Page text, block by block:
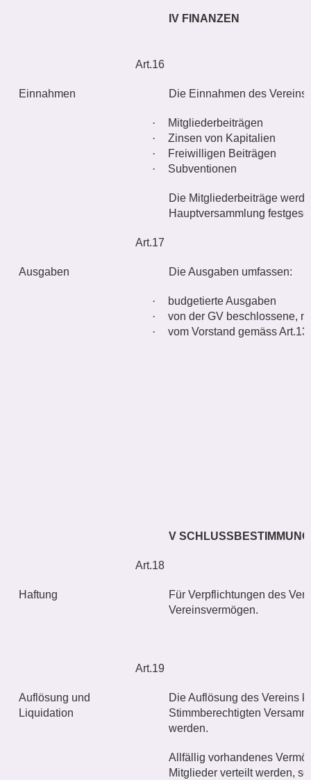
IV FINANZEN
Art.16
Einnahmen Die Einnahmen des Vereins
·
Mitgliederbeiträgen
·
Zinsen von Kapitalien
·
Freiwilligen Beiträgen
·
Subventionen
Die Mitgliederbeiträge
Hauptversammlung
Art.17
Ausgaben Die Ausgaben umfassen:
·
budgetierte Ausgaben
·
von der GV beschlossene,
·
vom Vorstand gemäss
V
Art.18
Haftung
Für Verpflichtungen des
Vereinsvermögen.
Art.19
Auflösung und
Liquidation
Die Auflösung des Vereins
Stimmberechtigten
werden.
Allfällig vorhandenes
Mitglieder verteilt werden,